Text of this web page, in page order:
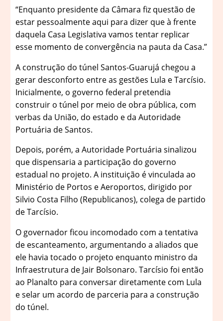
“Enquanto presidente da Câmara fiz questão de
estar pessoalmente aqui para dizer que à frente
daquela Casa Legislativa vamos tentar replicar
esse momento de convergência na pauta da Casa.”
A construção do túnel Santos-Guarujá chegou a
gerar desconforto entre as gestões Lula e Tarcísio.
Inicialmente, o governo federal pretendia
construir o túnel por meio de obra pública, com
verbas da União, do estado e da Autoridade
Portuária de Santos.
Depois, porém, a Autoridade Portuária sinalizou
que dispensaria a participação do governo
estadual no projeto. A instituição é vinculada ao
Ministério de Portos e Aeroportos, dirigido por
Silvio Costa Filho (Republicanos), colega de partido
de Tarcísio.
O governador ficou incomodado com a tentativa
de escanteamento, argumentando a aliados que
ele havia tocado o projeto enquanto ministro da
Infraestrutura de Jair Bolsonaro. Tarcísio foi então
ao Planalto para conversar diretamente com Lula
e selar um acordo de parceria para a construção
do túnel.